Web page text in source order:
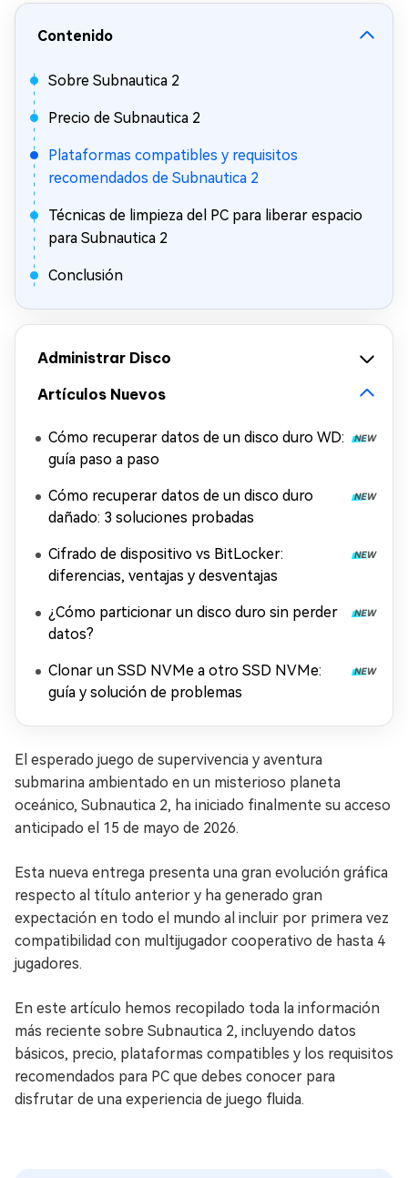
Contenido
Sobre Subnautica 2
Precio de Subnautica 2
Plataformas compatibles y requisitos
recomendados de Subnautica 2
Técnicas de limpieza del PC para liberar espacio
para Subnautica 2
Conclusión
Administrar Disco
Artículos Nuevos
Cómo recuperar datos de un disco duro WD:
guía paso a paso
Cómo recuperar datos de un disco duro
dañado: 3 soluciones probadas
Cifrado de dispositivo vs BitLocker:
diferencias, ventajas y desventajas
¿Cómo particionar un disco duro sin perder
datos?
Clonar un SSD NVMe a otro SSD NVMe:
guía y solución de problemas
El esperado juego de supervivencia y aventura
submarina ambientado en un misterioso planeta
oceánico, Subnautica 2, ha iniciado finalmente su acceso
anticipado el 15 de mayo de 2026.
Esta nueva entrega presenta una gran evolución gráfica
respecto al título anterior y ha generado gran
expectación en todo el mundo al incluir por primera vez
compatibilidad con multijugador cooperativo de hasta 4
jugadores.
En este artículo hemos recopilado toda la información
más reciente sobre Subnautica 2, incluyendo datos
básicos, precio, plataformas compatibles y los requisitos
recomendados para PC que debes conocer para
disfrutar de una experiencia de juego fluida.